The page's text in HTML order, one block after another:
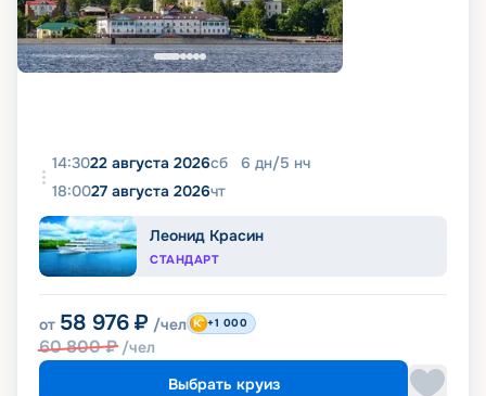
14:3022 августа 2026сб 6 дн/5 нч
18:0027 августа 2026чт
Леонид Красин
СТАНДАРТ
от 58 976 ₽ /чел
60 800₽ /чел
+1 000
Выбрать круиз